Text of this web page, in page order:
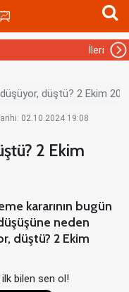
İleri
düştü? 2 Ekim
02.10.2024 19:08
2 Ekim
kararının bugün
neden
düştü? 2 Ekim
bilen sen ol!